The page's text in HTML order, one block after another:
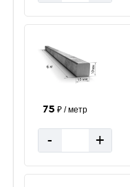
75 ₽ / метр
- +